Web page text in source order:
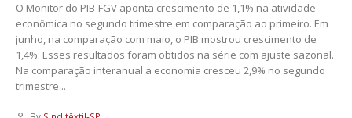
O Monitor do PIB-FGV aponta crescimento de 1,1% na atividade
econômica no segundo trimestre em comparação ao primeiro. Em
junho, na comparação com maio, o PIB mostrou crescimento de
1,4%. Esses resultados foram obtidos na série com ajuste sazonal.
Na comparação interanual a economia cresceu 2,9% no segundo
trimestre...